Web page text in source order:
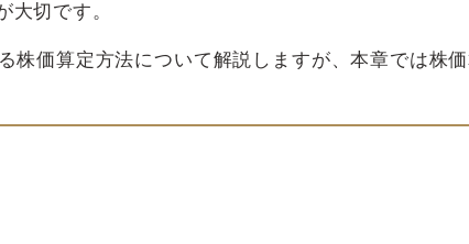
大切です。
株価算定方法について解説しますが、本章では株